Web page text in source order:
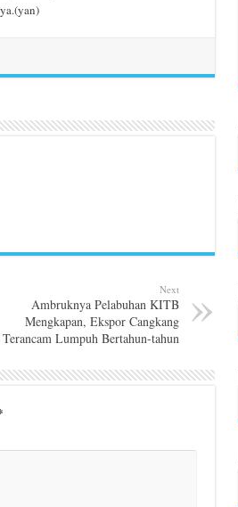
Next
Ambruknya Pelabuhan KITB
Mengkapan, Ekspor Cangkang
Terancam Lumpuh Bertahun-tahun